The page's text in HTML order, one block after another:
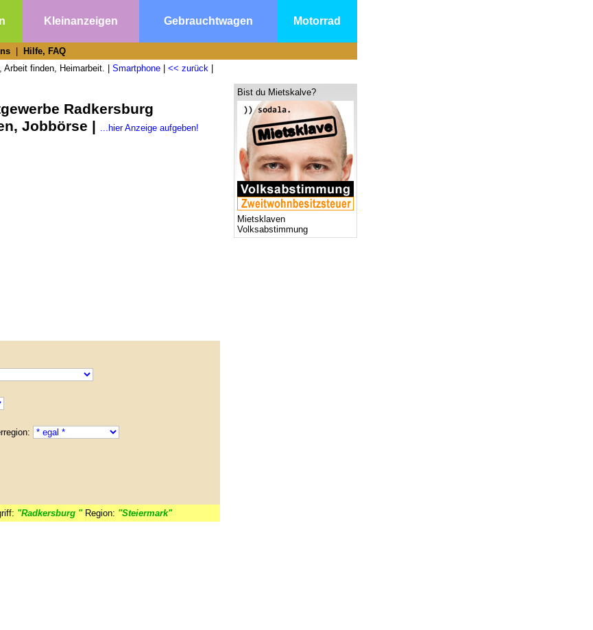
Kleinanzeigen Gebrauchtwagen Motorrad
Hilfe, FAQ
Arbeit finden, Heimarbeit. | Smartphone << zurück
Radkersburg
Jobbörse | ...hier Anzeige aufgeben!
"Radkersburg "Region: "Steiermark"
Bist du Mietskalve?
Mietsklaven
Volksabstimmung